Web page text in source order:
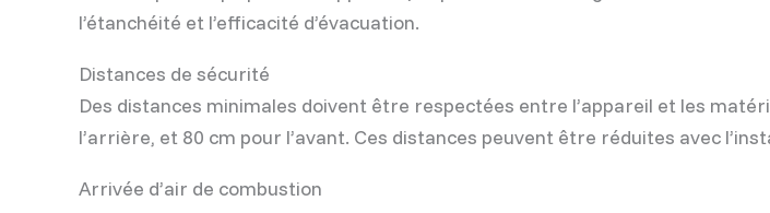
l’étanchéité et l’efficacité d’évacuation.
Distances de sécurité
Des distances minimales doivent être respectées entre l’appareil et les
l’arrière, et 80 cm pour l’avant. Ces distances peuvent être réduites avec
Arrivée d’air de combustion